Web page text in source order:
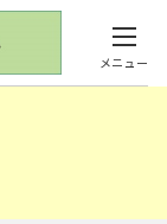
メニュー